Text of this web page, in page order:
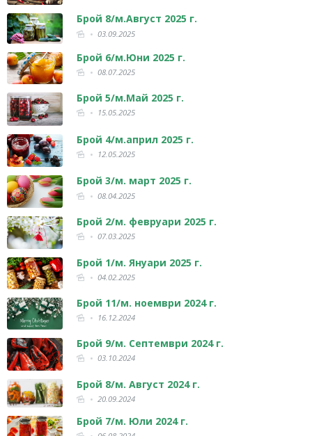
Брой 8/м.Август 2025 г.
03.09.2025
Брой 6/м.Юни 2025 г.
08.07.2025
Брой 5/м.Май 2025 г.
15.05.2025
Брой 4/м.април 2025 г.
12.05.2025
Брой 3/м. март 2025 г.
08.04.2025
Брой 2/м. февруари 2025 г.
07.03.2025
Брой 1/м. Януари 2025 г.
04.02.2025
Брой 11/м. ноември 2024 г.
16.12.2024
Брой 9/м. Септември 2024 г.
03.10.2024
Брой 8/м. Август 2024 г.
20.09.2024
Брой 7/м. Юли 2024 г.